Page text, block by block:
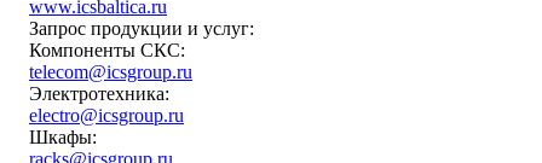
www.icsbaltica.ru
Запрос продукции и услуг:
Компоненты СКС:
telecom@icsgroup.ru
Электротехника:
electro@icsgroup.ru
Шкафы:
racks@icsgroup.ru